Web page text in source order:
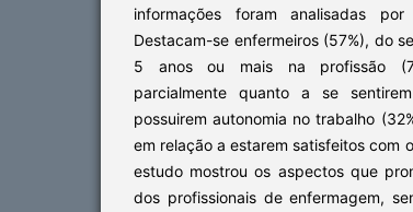
informações foram analisadas
Destacam-se enfermeiros (57%), do
5 anos ou mais na profissão
parcialmente quanto a se
possuirem autonomia no trabalho
em relação a estarem satisfeitos com
estudo mostrou os aspectos que
dos profissionais de enfermagem,